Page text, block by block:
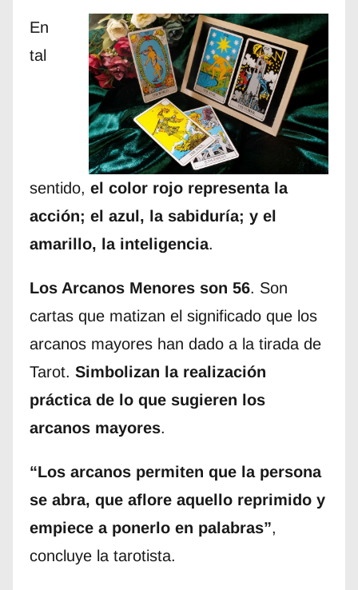
En
tal
sentido, el color rojo representa la
acción; el azul, la sabiduría; y el
amarillo, la inteligencia.
Los Arcanos Menores son 56. Son
cartas que matizan el significado que los
arcanos mayores han dado a la tirada de
Tarot. Simbolizan la realización
práctica de lo que sugieren los
arcanos mayores.
“Los arcanos permiten que la persona
se abra, que aflore aquello reprimido y
empiece a ponerlo en palabras”,
concluye la tarotista.